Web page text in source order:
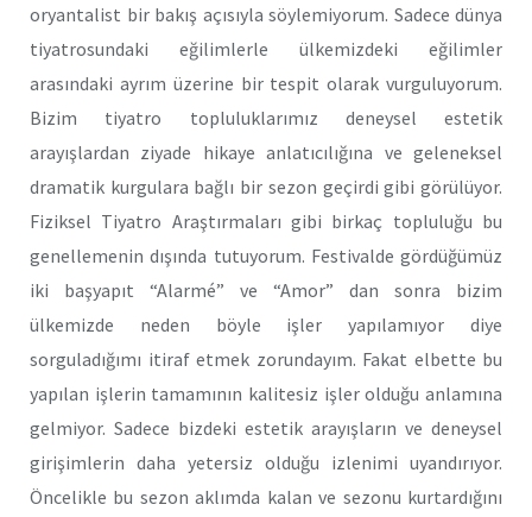
oryantalist bir bakış açısıyla söylemiyorum. Sadece dünya
tiyatrosundaki eğilimlerle ülkemizdeki eğilimler
arasındaki ayrım üzerine bir tespit olarak vurguluyorum.
Bizim tiyatro topluluklarımız deneysel estetik
arayışlardan ziyade hikaye anlatıcılığına ve geleneksel
dramatik kurgulara bağlı bir sezon geçirdi gibi görülüyor.
Fiziksel Tiyatro Araştırmaları gibi birkaç topluluğu bu
genellemenin dışında tutuyorum. Festivalde gördüğümüz
iki başyapıt “Alarmé” ve “Amor” dan sonra bizim
ülkemizde neden böyle işler yapılamıyor diye
sorguladığımı itiraf etmek zorundayım. Fakat elbette bu
yapılan işlerin tamamının kalitesiz işler olduğu anlamına
gelmiyor. Sadece bizdeki estetik arayışların ve deneysel
girişimlerin daha yetersiz olduğu izlenimi uyandırıyor.
Öncelikle bu sezon aklımda kalan ve sezonu kurtardığını